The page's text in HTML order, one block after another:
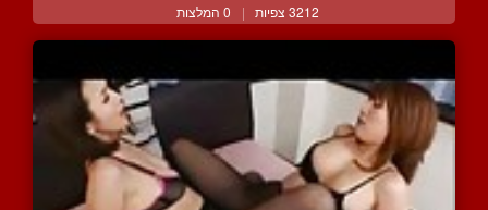
3212 צפיות | 0 המלצות